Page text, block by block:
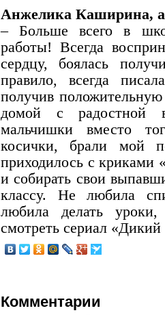
Анжелика Каширина,
– Больше всего в
работы! Всегда
сердцу, боялась
правило, всегда
получив положительную
домой с радостной
мальчишки вместо
косички, брали мой
приходилось с криками
и собирать свои
классу. Не любила
любила делать уроки,
смотреть сериал
Комментарии